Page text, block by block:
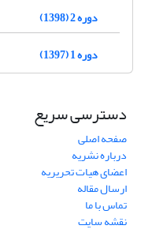
دوره 2 (1398)
دوره 1 (1397)
دسترسی سریع
صفحه اصلی
درباره نشریه
اعضای هیات تحریریه
ارسال مقاله
تماس با ما
نقشه سایت